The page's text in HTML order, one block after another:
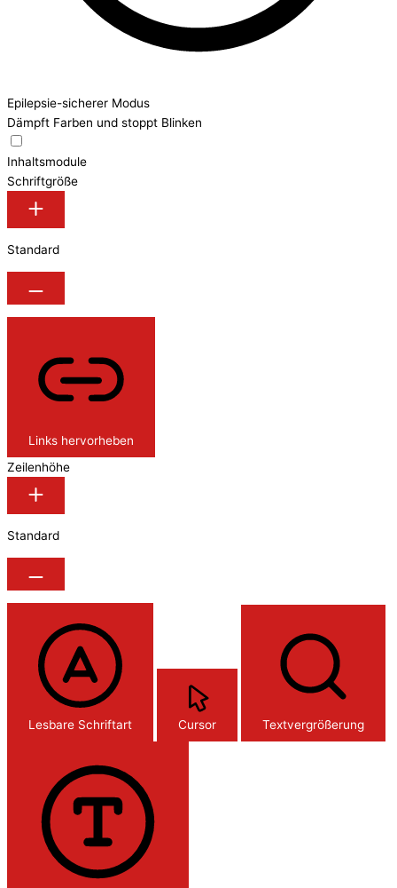
Epilepsie-sicherer Modus
Dämpft Farben und stoppt Blinken
Inhaltsmodule
Schriftgröße
Standard
Links hervorheben
Zeilenhöhe
Standard
Lesbare Schriftart Cursor Textvergrößerung